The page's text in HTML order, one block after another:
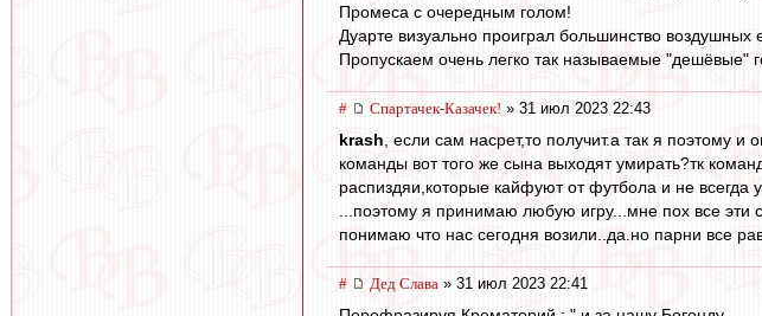
Промеса с очередным голом!
Дуарте визуально проиграл большинство воздушных
Пропускаем очень легко так называемые "дешёвые"
# Спартачек-Казачек! » 31 июл 2023 22:43
krash , если сам насрет,то получит.а так я поэтому
команды вот того же сына выходят умирать?тк
распиздяи,которые кайфуют от футбола и не всегда
...поэтому я принимаю любую игру...мне пох все
понимаю что нас сегодня возили..да.но парни все
# Дед Слава » 31 июл 2023 22:41